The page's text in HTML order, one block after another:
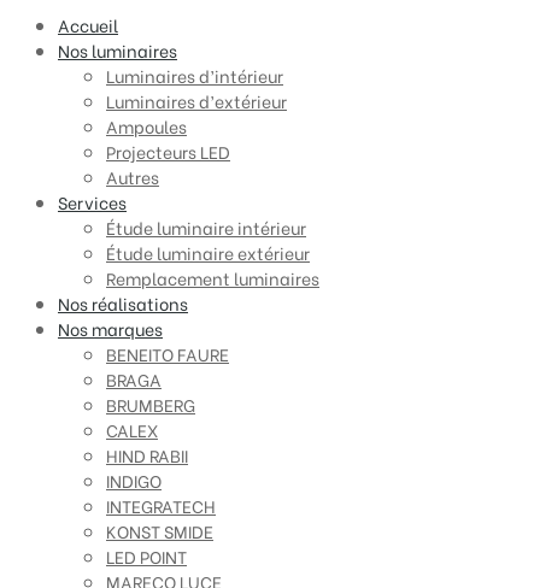
Accueil
Nos luminaires
Luminaires d’intérieur
Luminaires d’extérieur
Ampoules
Projecteurs LED
Autres
Services
Étude luminaire intérieur
Étude luminaire extérieur
Remplacement luminaires
Nos réalisations
Nos marques
BENEITO FAURE
BRAGA
BRUMBERG
CALEX
HIND RABII
INDIGO
INTEGRATECH
KONST SMIDE
LED POINT
MARECO LUCE